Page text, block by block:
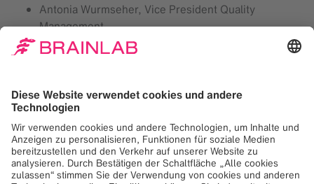
Antonia Wurmseher, Vice President Quality
Management
Amelie Guendisch, Auszubildende im Bereich
In der Diskussion standen die Bedeutung von Empathie
und Inklusion im Arbeitsumfeld im Mittelpunkt, – Faktoren,
die laut Antonia entscheidend für eine erfolgreiche
Teamdynamik sind. Zudem ging es um die
Herausforderungen in einem männlich dominierten